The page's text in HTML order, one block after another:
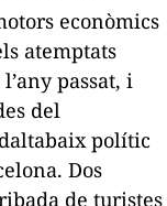
econòmics
atemptats
passat, i
del
polític
Dos
de turistes